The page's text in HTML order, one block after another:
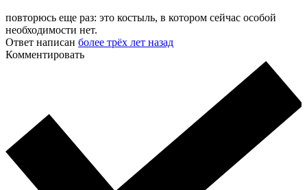
повторюсь еще раз: это костыль, в котором сейчас особой
необходимости нет.
Ответ написан более трёх лет назад
Комментировать